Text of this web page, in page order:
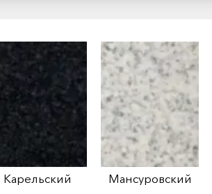
Карельский Мансуровский